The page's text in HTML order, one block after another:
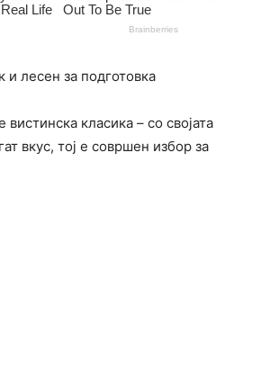
лесен за подготовка
класика – со својата
вкус, тој е совршен избор за